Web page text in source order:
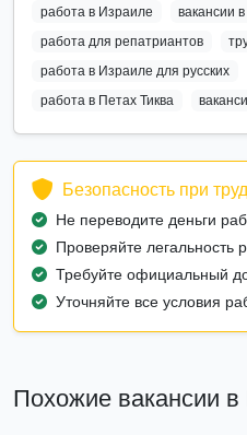
работа в Израиле
вакансии
работа для репатриантов
работа в Израиле для русских
работа в Петах Тиква
Безопасность при
Не переводите деньги
Проверяйте легальность
Требуйте официальный
Уточняйте все условия
Похожие вакансии